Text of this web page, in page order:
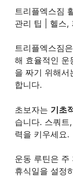
트리플엑스짐
관리 팁 | 헬스,
트리플엑스짐
해 효율적인 운
을 짜기 위해서
합니다.
초보자는 기초
습니다. 스쿼트
력을 키우세요.
운동 루틴은
휴식일을 설정